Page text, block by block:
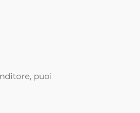
puoi